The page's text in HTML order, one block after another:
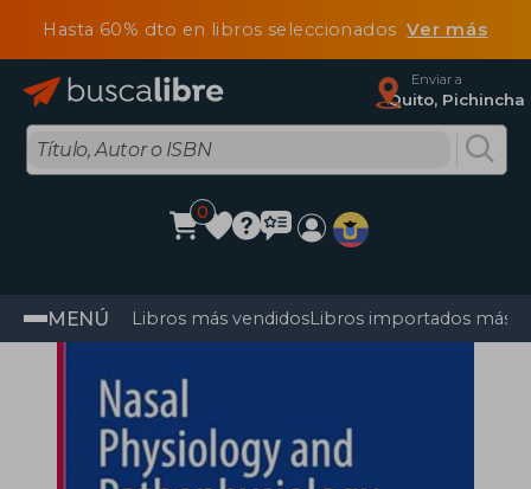
Hasta 60% dto en libros seleccionadosVer más
Enviar a
Quito, Pichincha
0
MENÚ Libros más vendidosLibros importados más